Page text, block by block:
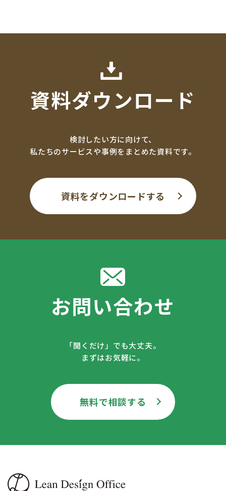
資料ダウンロード
検討したい方に向けて、
私たちのサービスや事例をまとめた資料です。
資料をダウンロードする
お問い合わせ
「聞くだけ」でも大丈夫。
まずはお気軽に。
無料で相談する